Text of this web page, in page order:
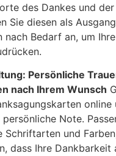
des Dankes und der
Sie diesen als
nach Bedarf an, um
Persönliche
nach Ihrem Wunsch
online
persönliche Note.
Schriftarten und
dass Ihre Dankbarkeit